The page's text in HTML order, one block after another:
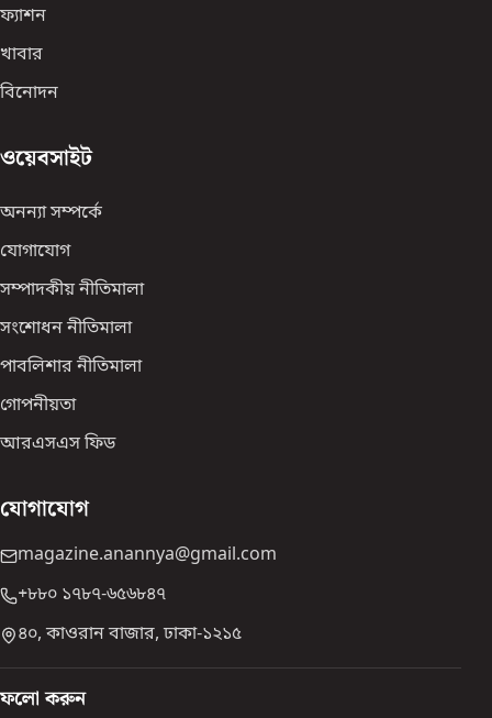
ফ্যাশন
খাবার
বিনোদন
ওয়েবসাইট
অনন্যা সম্পর্কে
যোগাযোগ
সম্পাদকীয় নীতিমালা
সংশোধন নীতিমালা
পাবলিশার নীতিমালা
গোপনীয়তা
আরএসএস ফিড
যোগাযোগ
magazine.anannya@gmail.com
+৮৮০ ১৭৮৭-৬৫৬৮৪৭
৪০, কাওরান বাজার, ঢাকা-১২১৫
ফলো করুন